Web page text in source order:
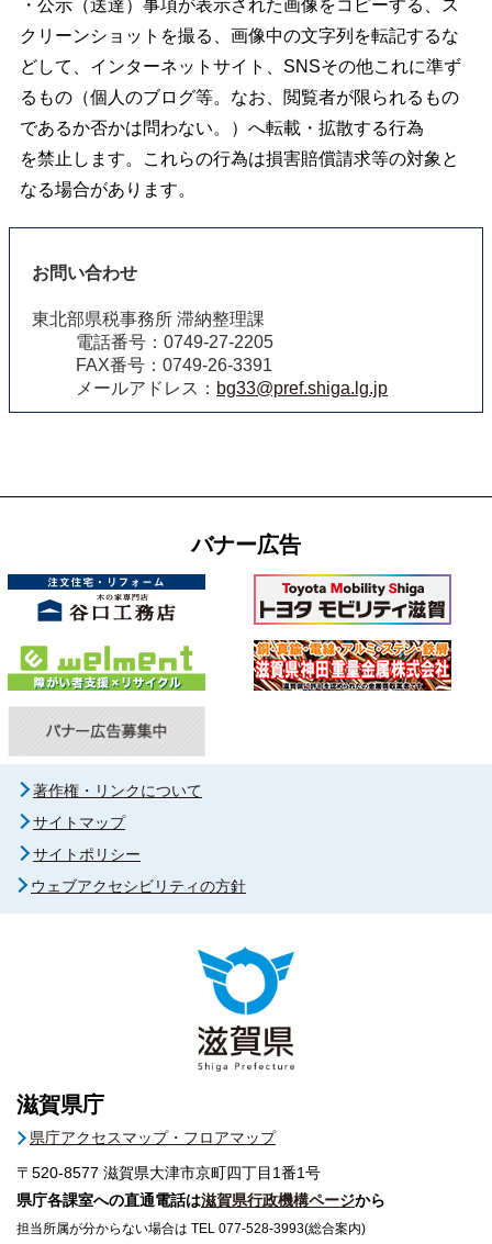
・公示（送達）事項が表示された画像をコピーする、ス
クリーンショットを撮る、画像中の文字列を転記するな
どして、インターネットサイト、SNSその他これに準ず
るもの（個人のブログ等。なお、閲覧者が限られるもの
であるか否かは問わない。）へ転載・拡散する行為
を禁止します。これらの行為は損害賠償請求等の対象と
なる場合があります。
お問い合わせ
東北部県税事務所 滞納整理課
電話番号：0749-27-2205
FAX番号：0749-26-3391
メールアドレス： bg33@pref.shiga.lg.jp
バナー広告
著作権・リンクについて
サイトマップ
サイトポリシー
ウェブアクセシビリティの方針
滋賀県庁
県庁アクセスマップ・フロアマップ
〒520-8577 滋賀県大津市京町四丁目1番1号
県庁各課室への直通電話は滋賀県行政機構ページから
担当所属が分からない場合は TEL 077-528-3993(総合案内)